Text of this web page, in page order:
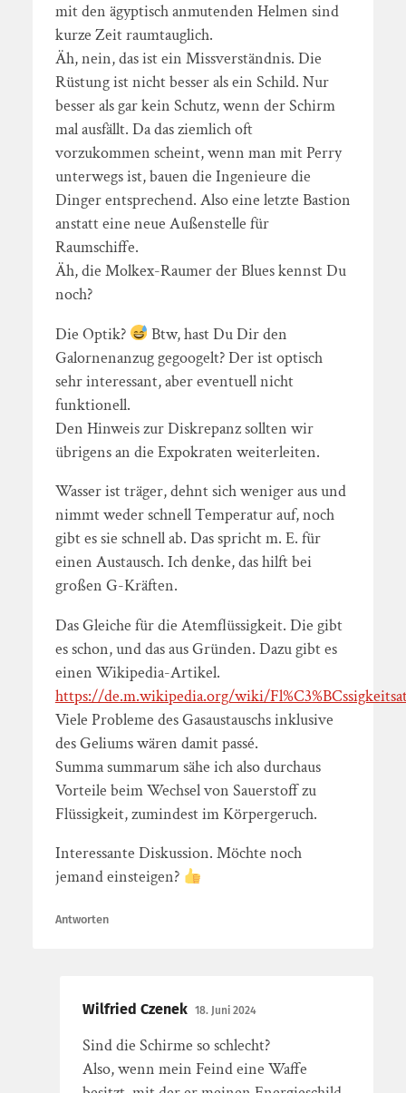
mit den ägyptisch anmutenden Helmen sind
kurze Zeit raumtauglich.
Äh, nein, das ist ein Missverständnis. Die
Rüstung ist nicht besser als ein Schild. Nur
besser als gar kein Schutz, wenn der Schirm
mal ausfällt. Da das ziemlich oft
vorzukommen scheint, wenn man mit Perry
unterwegs ist, bauen die Ingenieure die
Dinger entsprechend. Also eine letzte Bastion
anstatt eine neue Außenstelle für
Raumschiffe.
Äh, die Molkex-Raumer der Blues kennst Du
noch?
Die Optik?
Btw, hast Du Dir den
Galornenanzug gegoogelt? Der ist optisch
sehr interessant, aber eventuell nicht
funktionell.
Den Hinweis zur Diskrepanz sollten wir
übrigens an die Expokraten weiterleiten.
Wasser ist träger, dehnt sich weniger aus und
nimmt weder schnell Temperatur auf, noch
gibt es sie schnell ab. Das spricht m. E. für
einen Austausch. Ich denke, das hilft bei
großen G-Kräften.
Das Gleiche für die Atemflüssigkeit. Die gibt
es schon, und das aus Gründen. Dazu gibt es
einen Wikipedia-Artikel.
https://de.m.wikipedia.org/wiki/
Viele Probleme des Gasaustauschs inklusive
des Geliums wären damit passé.
Summa summarum sähe ich also durchaus
Vorteile beim Wechsel von Sauerstoff zu
Flüssigkeit, zumindest im Körpergeruch.
Interessante Diskussion. Möchte noch
jemand einsteigen?
Antworten
Wilfried Czenek 18. Juni 2024
Sind die Schirme so schlecht?
Also, wenn mein Feind eine Waffe